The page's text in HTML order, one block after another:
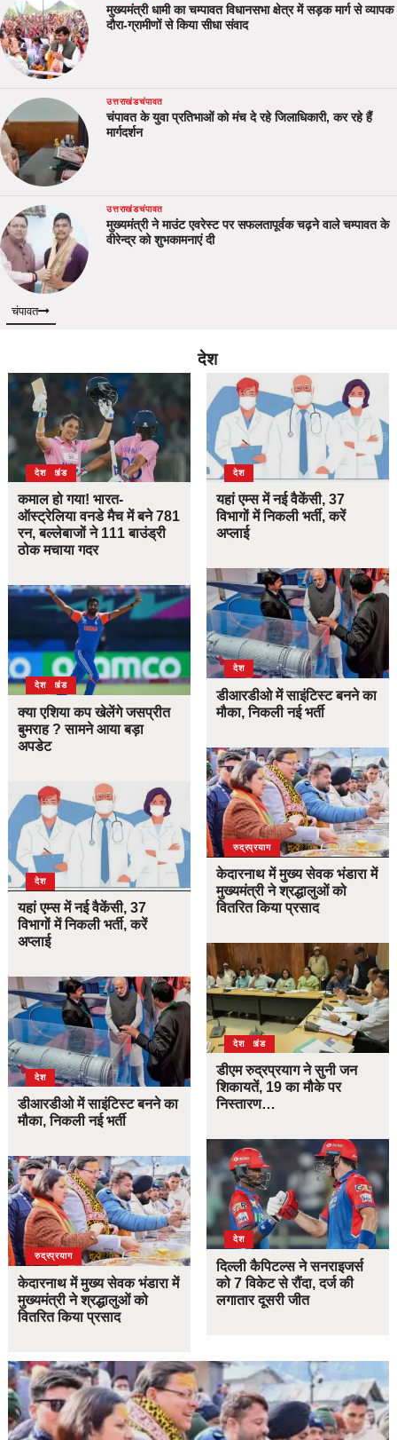
मुख्यमंत्री धामी का चम्पावत विधानसभा क्षेत्र में सड़क मार्ग से व्यापक
दौरा-ग्रामीणों से किया सीधा संवाद
उत्तराखंडचंपावत
चंपावत के युवा प्रतिभाओं को मंच दे रहे जिलाधिकारी, कर रहे हैं
मार्गदर्शन
उत्तराखंडचंपावत
मुख्यमंत्री ने माउंट एवरेस्ट पर सफलतापूर्वक चढ़ने वाले चम्पावत के
वीरेन्द्र को शुभकामनाएं दी
चंपावत
देश
उत्तराखंड
देश
कमाल हो गया! भारत-
ऑस्ट्रेलिया वनडे मैच में बने 781
रन, बल्लेबाजों ने 111 बाउंड्री
ठोक मचाया गदर
उत्तराखंड
देश
क्या एशिया कप खेलेंगे जसप्रीत
बुमराह ? सामने आया बड़ा
अपडेट
देश
यहां एम्स में नई वैकेंसी, 37
विभागों में निकली भर्ती, करें
अप्लाई
देश
डीआरडीओ में साइंटिस्ट बनने का
मौका, निकली नई भर्ती
उत्तराखंड
देश
रुद्रप्रयाग
केदारनाथ में मुख्य सेवक भंडारा में
मुख्यमंत्री ने श्रद्धालुओं को
वितरित किया प्रसाद
देश
यहां एम्स में नई वैकेंसी, 37
विभागों में निकली भर्ती, करें
अप्लाई
देश
डीआरडीओ में साइंटिस्ट बनने का
मौका, निकली नई भर्ती
उत्तराखंड
देश
रुद्रप्रयाग
केदारनाथ में मुख्य सेवक भंडारा में
मुख्यमंत्री ने श्रद्धालुओं को
वितरित किया प्रसाद
उत्तराखंड
देश
डीएम रुद्रप्रयाग ने सुनी जन
शिकायतें, 19 का मौके पर
निस्तारण…
देश
दिल्ली कैपिटल्स ने सनराइजर्स
को 7 विकेट से रौंदा, दर्ज की
लगातार दूसरी जीत